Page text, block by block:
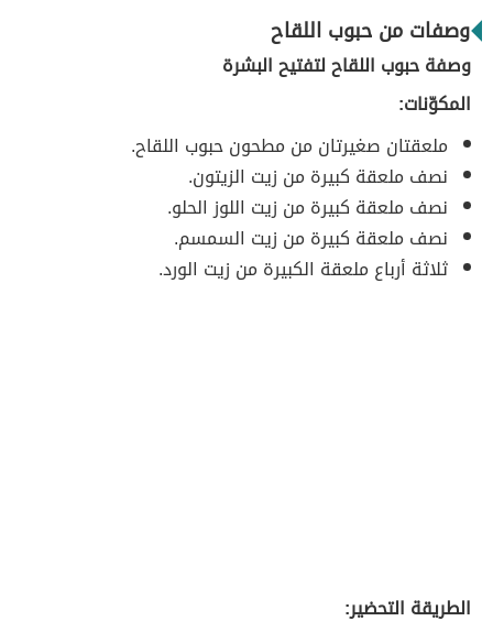
وصفات من حبوب اللقاح
وصفة حبوب اللقاح لتفتيح البشرة
المكوّنات:
ملعقتان صغيرتان من مطحون حبوب اللقاح.
نصف ملعقة كبيرة من زيت الزيتون.
نصف ملعقة كبيرة من زيت اللوز الحلو.
نصف ملعقة كبيرة من زيت السمسم.
ثلاثة أرباع ملعقة الكبيرة من زيت الورد.
الطريقة التحضير: